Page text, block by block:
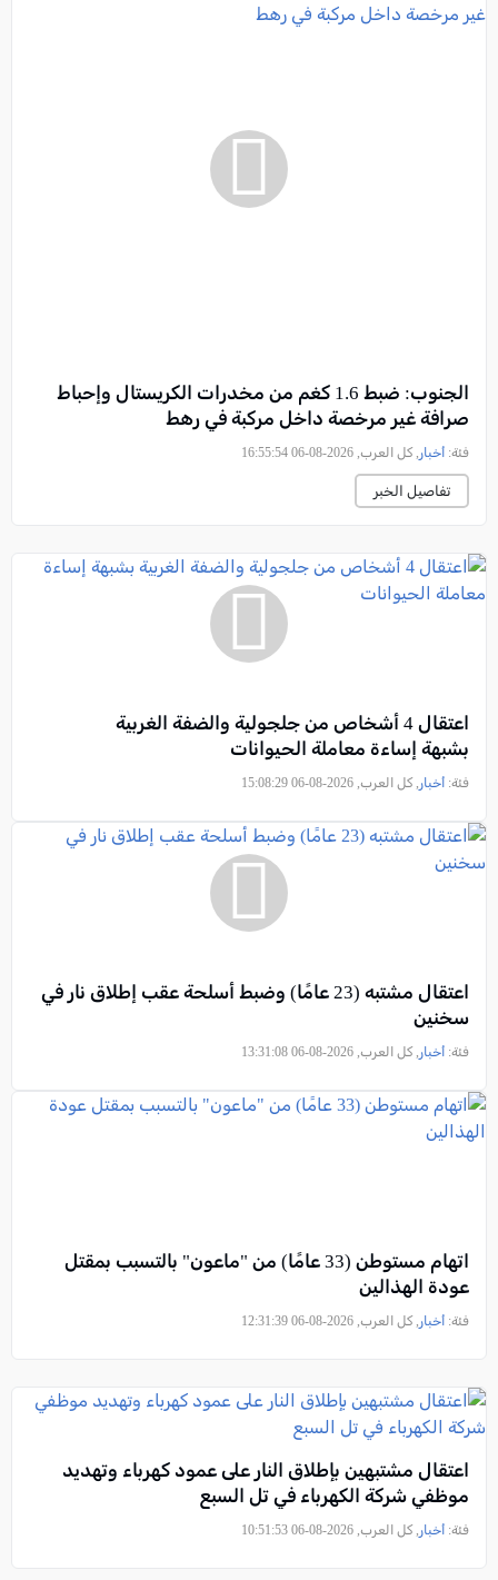
الجنوب: ضبط 1.6 كغم من مخدرات الكريستال وإحباط
صرافة غير مرخصة داخل مركبة في رهط
فئة: أخبار , كل العرب, 2026-08-06 16:55:54
تفاصيل الخبر
اعتقال 4 أشخاص من جلجولية والضفة الغربية
بشبهة إساءة معاملة الحيوانات
فئة: أخبار , كل العرب, 2026-08-06 15:08:29
اعتقال مشتبه (23 عامًا) وضبط أسلحة عقب إطلاق نار في
سخنين
فئة: أخبار , كل العرب, 2026-08-06 13:31:08
اتهام مستوطن (33 عامًا) من "ماعون" بالتسبب بمقتل
عودة الهذالين
فئة: أخبار , كل العرب, 2026-08-06 12:31:39
اعتقال مشتبهين بإطلاق النار على عمود كهرباء وتهديد
موظفي شركة الكهرباء في تل السبع
فئة: أخبار , كل العرب, 2026-08-06 10:51:53